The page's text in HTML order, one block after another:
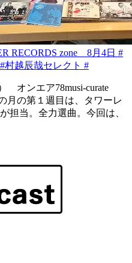
RECORDS zone 8月4日 #
村越辰哉セレクト #
オンエア78musi-curate
月の第１週目は、タワーレ
担当。全力選曲。今回は、